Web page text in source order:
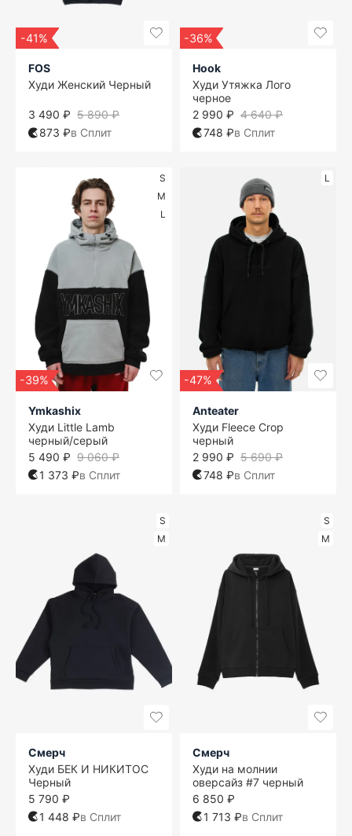
-41%
FOS
Худи Женский Черный
5 890 ₽
3 490 ₽
873 ₽в Сплит
-36%
Hook
Худи Утяжка Лого
черное
4 640 ₽
2 990 ₽
748 ₽в Сплит
S
M
L
-39%
Ymkashix
Худи Little Lamb
черный/серый
9 060 ₽
5 490 ₽
1 373 ₽в Сплит
L
-47%
Anteater
Худи Fleece Crop
черный
5 690 ₽
2 990 ₽
748 ₽в Сплит
S
M
Смерч
Худи БЕК И НИКИТОС
Черный
5 790 ₽
1 448 ₽в Сплит
S
M
Смерч
Худи на молнии
оверсайз #7 черный
6 850 ₽
1 713 ₽в Сплит